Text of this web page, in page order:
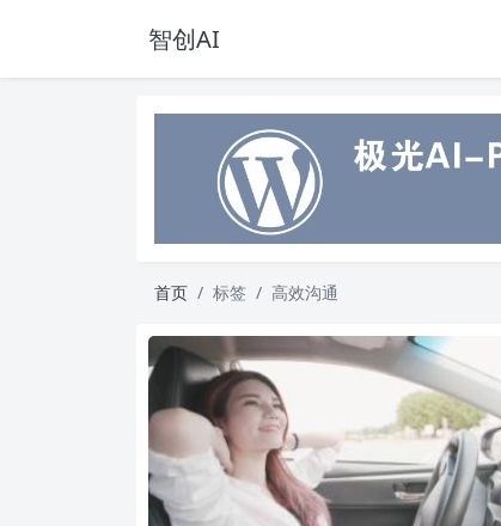
智创AI
首页 标签 高效沟通